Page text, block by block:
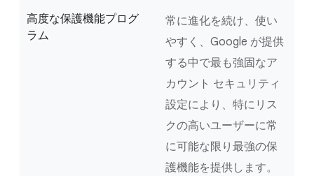
高度な保護機能プログ
ラム
常に進化を続け、使い
やすく、Google が提供
する中で最も強固なア
カウント セキュリティ
設定により、特にリス
クの高いユーザーに常
に可能な限り最強の保
護機能を提供します。